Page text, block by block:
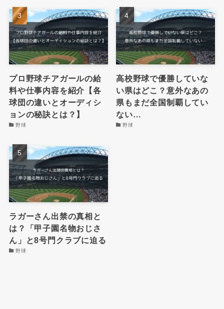
プロ野球チアガールの給
料や仕事内容を紹介【各
球団の違いとオーディシ
ョンの秘訣とは？】
野球
高校野球で優勝していな
い県はどこ？意外なあの
県もまだ全国制覇してい
ない…
野球
ラガーさん出禁の真相と
は？「甲子園名物おじさ
ん」と8号門クラブに迫る
野球